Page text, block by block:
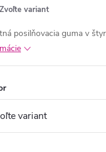
Zvoľte variant
posilňovacia guma v